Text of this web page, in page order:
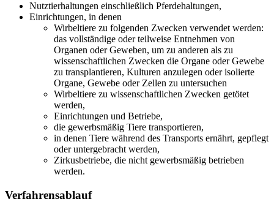
Nutztierhaltungen einschließlich Pferdehaltungen,
Einrichtungen, in denen
Wirbeltiere zu folgenden Zwecken verwendet werden:
das vollständige oder teilweise Entnehmen von
Organen oder Geweben, um zu anderen als zu
wissenschaftlichen Zwecken die Organe oder Gewebe
zu transplantieren, Kulturen anzulegen oder isolierte
Organe, Gewebe oder Zellen zu untersuchen
Wirbeltiere zu wissenschaftlichen Zwecken getötet
werden,
Einrichtungen und Betriebe,
die gewerbsmäßig Tiere transportieren,
in denen Tiere während des Transports ernährt, gepflegt
oder untergebracht werden,
Zirkusbetriebe, die nicht gewerbsmäßig betrieben
werden.
Verfahrensablauf